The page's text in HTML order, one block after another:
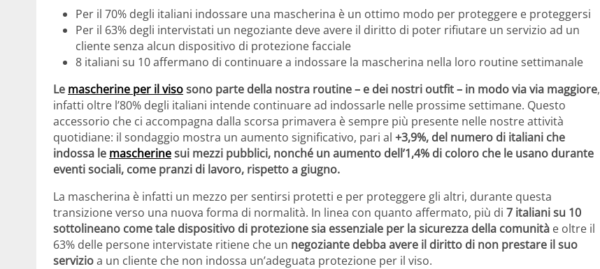
Per il 70% degli italiani indossare una mascherina è un ottimo modo per proteggere e proteggersi
Per il 63% degli intervistati un negoziante deve avere il diritto di poter rifiutare un servizio ad un
cliente senza alcun dispositivo di protezione facciale
8 italiani su 10 affermano di continuare a indossare la mascherina nella loro routine settimanale
Le mascherine per il visosono parte della nostra routine – e dei nostri outfit – in modo via via maggiore,
infatti oltre l’80% degli italiani intende continuare ad indossarle nelle prossime settimane. Questo
accessorio che ci accompagna dalla scorsa primavera è sempre più presente nelle nostre attività
quotidiane: il sondaggio mostra un aumento significativo, pari al +3,9%, del numero di italiani che
indossa le mascherinesui mezzi pubblici, nonché un aumento dell’1,4% di coloro che le usano durante
eventi sociali, come pranzi di lavoro, rispetto a giugno.
La mascherina è infatti un mezzo per sentirsi protetti e per proteggere gli altri, durante questa
transizione verso una nuova forma di normalità. In linea con quanto affermato, più di 7 italiani su 10
sottolineano come tale dispositivo di protezione sia essenziale per la sicurezza della comunità e oltre il
63% delle persone intervistate ritiene che un negoziante debba avere il diritto di non prestare il suo
servizioa un cliente che non indossa un’adeguata protezione per il viso.